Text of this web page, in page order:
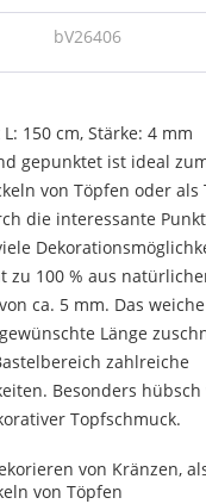
bV26406
150 cm, Stärke: 4 mm
gepunktet ist ideal
von Töpfen oder als
die interessante
zu 100 % aus
ca. 5 mm. Das
Länge
zahlreiche
Besonders
Topfschmuck.
von Kränzen,
von Töpfen